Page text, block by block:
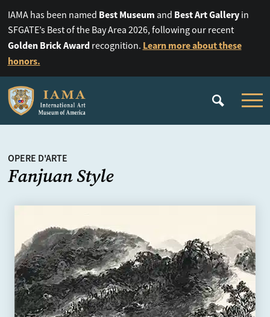
IAMA has been named Best Museum and Best Art Galleryin
SFGATE’s Best of the Bay Area 2026, following our recent
Golden Brick Awardrecognition. Learn more about these
honors.
OPERE D'ARTE
Fanjuan Style